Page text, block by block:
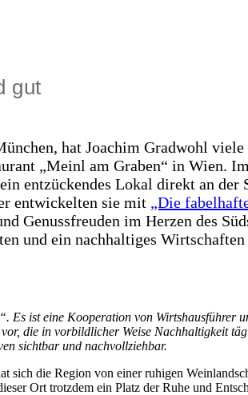
gut
hat Joachim Gradwohl
„Meinl am Graben“ in Wien.
entzückendes Lokal direkt an der
entwickelten sie mit „Die
Genussfreuden im Herzen des
und ein nachhaltiges
Es ist eine Kooperation von Wirtshausführer
die in vorbildlicher Weise Nachhaltigkeit
sichtbar und nachvollziehbar.
sich die Region von einer ruhigen
Ort trotzdem ein Platz der Ruhe und